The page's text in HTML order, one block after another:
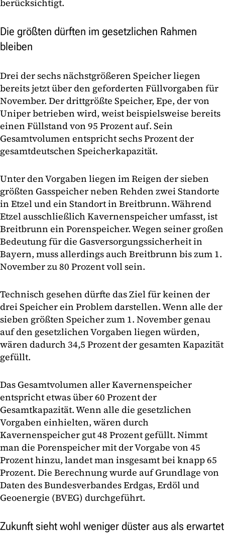
berücksichtigt.
Die größten dürften im gesetzlichen Rahmen
bleiben
Drei der sechs nächstgrößeren Speicher liegen
bereits jetzt über den geforderten Füllvorgaben für
November. Der drittgrößte Speicher, Epe, der von
Uniper betrieben wird, weist beispielsweise bereits
einen Füllstand von 95 Prozent auf. Sein
Gesamtvolumen entspricht sechs Prozent der
gesamtdeutschen Speicherkapazität.
Unter den Vorgaben liegen im Reigen der sieben
größten Gasspeicher neben Rehden zwei Standorte
in Etzel und ein Standort in Breitbrunn. Während
Etzel ausschließlich Kavernenspeicher umfasst, ist
Breitbrunn ein Porenspeicher. Wegen seiner großen
Bedeutung für die Gasversorgungssicherheit in
Bayern, muss allerdings auch Breitbrunn bis zum 1.
November zu 80 Prozent voll sein.
Technisch gesehen dürfte das Ziel für keinen der
drei Speicher ein Problem darstellen. Wenn alle der
sieben größten Speicher zum 1. November genau
auf den gesetzlichen Vorgaben liegen würden,
wären dadurch 34,5 Prozent der gesamten Kapazität
gefüllt.
Das Gesamtvolumen aller Kavernenspeicher
entspricht etwas über 60 Prozent der
Gesamtkapazität. Wenn alle die gesetzlichen
Vorgaben einhielten, wären durch
Kavernenspeicher gut 48 Prozent gefüllt. Nimmt
man die Porenspeicher mit der Vorgabe von 45
Prozent hinzu, landet man insgesamt bei knapp 65
Prozent. Die Berechnung wurde auf Grundlage von
Daten des Bundesverbandes Erdgas, Erdöl und
Geoenergie (BVEG) durchgeführt.
Zukunft sieht wohl weniger düster aus als erwartet